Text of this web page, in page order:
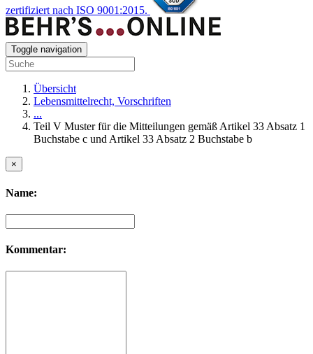
zertifiziert nach ISO 9001:2015.
Toggle navigation
Übersicht
Lebensmittelrecht, Vorschriften
...
Teil V Muster für die Mitteilungen gemäß Artikel 33 Absatz 1
Buchstabe c und Artikel 33 Absatz 2 Buchstabe b
×
Name:
Kommentar: